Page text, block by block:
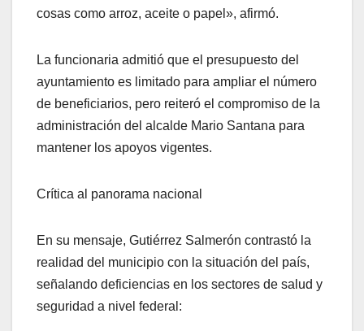
cosas como arroz, aceite o papel», afirmó.
La funcionaria admitió que el presupuesto del
ayuntamiento es limitado para ampliar el número
de beneficiarios, pero reiteró el compromiso de la
administración del alcalde Mario Santana para
mantener los apoyos vigentes.
Crítica al panorama nacional
En su mensaje, Gutiérrez Salmerón contrastó la
realidad del municipio con la situación del país,
señalando deficiencias en los sectores de salud y
seguridad a nivel federal: